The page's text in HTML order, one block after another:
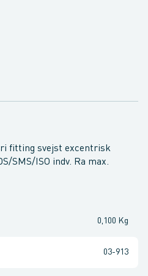
fitting svejst excentrisk
SMS/ISO indv. Ra max.
0,100 Kg
03-913